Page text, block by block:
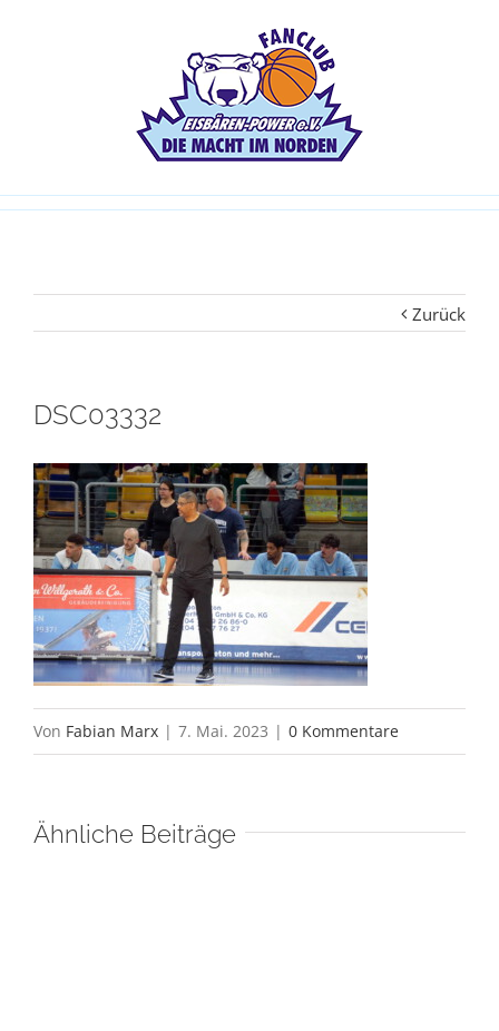
Zurück
DSC03332
Von Fabian Marx | 7. Mai. 2023 | 0 Kommentare
Ähnliche Beiträge